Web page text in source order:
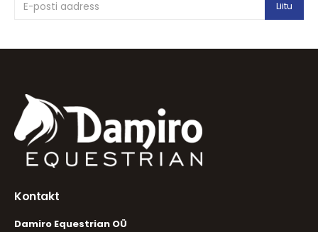
Kontakt
Damiro Equestrian OÜ